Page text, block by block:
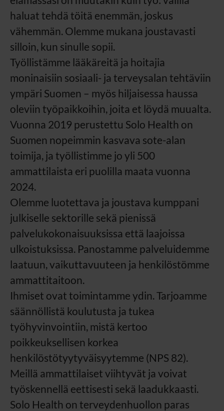
haluat tehdä töitä enemmän, joskus
vähemmän. Olemme mukana joustavasti
silloin, kun sinulle sopii.
Työllistämme lääkäreitä ja hoitajia
moninaisiin sosiaali- ja terveysalan tehtäviin
ympäri Suomen – myös hiljaisessa haussa
oleviin työpaikkoihin, joita et löydä muualta.
Vuonna 2019 perustettu Solo Health on
Suomen nopeimmin kasvava sote-alan
toimija, ja työllistimme jo yli 500
ammattilaista eri puolilla maata vuonna
2024.
Olemme luotettava ja joustava kumppani
julkiselle sektorille sekä pienissä
palvelukokonaisuuksissa että laajoissa
ulkoistuksissa. Panostamme palveluidemme
laatuun, vaikuttavuuteen ja henkilöstömme
ammattitaitoon.
Ihmiset ovat toimintamme ydin. Tarjoamme
säännöllistä koulutusta ja tukea
työhyvinvointiin, mistä kertoo
poikkeuksellisen korkea
henkilöstötyytyväisyytemme (NPS 82).
Meillä ammattilaiset viihtyvät ja voivat
työskennellä eettisesti sekä laadukkaasti.
Solo Health on terveydenhuollon paras